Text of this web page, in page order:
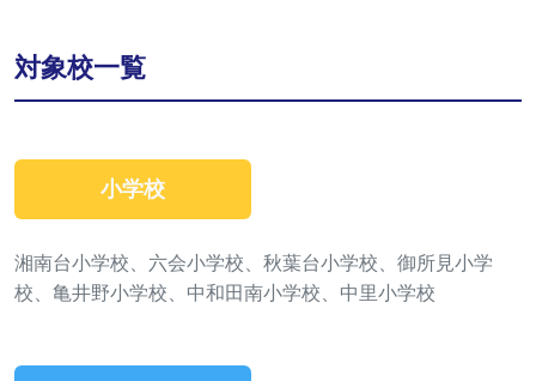
対象校一覧
小学校
湘南台小学校、六会小学校、秋葉台小学校、御所見小学
校、亀井野小学校、中和田南小学校、中里小学校